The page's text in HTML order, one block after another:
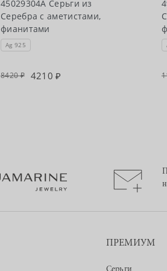
45029304А Серьги из
Серебра с аметистами,
фианитами
Ag 925
8420 4210
ПРЕМИУМ